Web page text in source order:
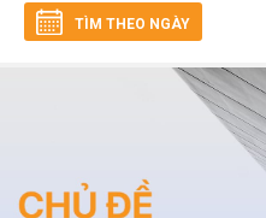
TÌM THEO NGÀY